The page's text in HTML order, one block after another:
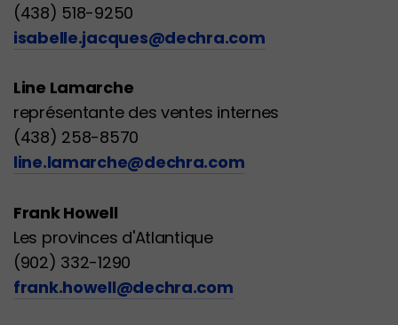
(438) 518-9250
isabelle.jacques@dechra.com
Line Lamarche
représentante des ventes internes
(438) 258-8570
line.lamarche@dechra.com
Frank Howell
Les provinces d'Atlantique
(902) 332-1290
frank.howell@dechra.com